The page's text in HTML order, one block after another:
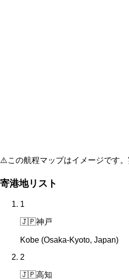
⚠️この航程マップはイメージです
寄港地リスト
1
🇯🇵神戸
Kobe (Osaka-Kyoto, Japan)
2
🇯🇵高知